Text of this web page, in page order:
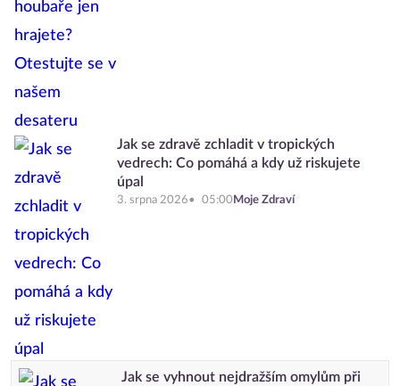
Jak se zdravě zchladit v tropických
vedrech: Co pomáhá a kdy už riskujete
úpal
3. srpna 2026 05:00 Moje Zdraví
Jak se vyhnout nejdražším omylům při